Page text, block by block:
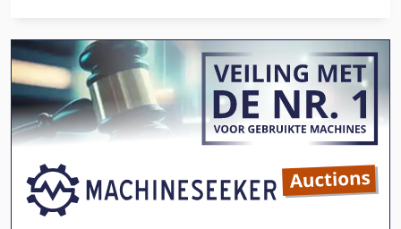
Ausa
Ausa 120 Dh
Ausa 150
Ausa 150 Ahg
Ausa 150 Dg